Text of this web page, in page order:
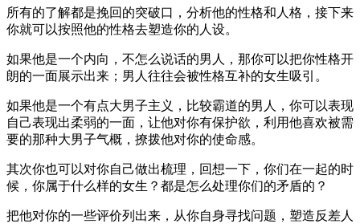
所有的了解都是挽回的突破口，分析他的性格和人格，接下来
你就可以按照他的性格去塑造你的人设。
如果他是一个内向，不怎么说话的男人，那你可以把你性格开
朗的一面展示出来；男人往往会被性格互补的女生吸引。
如果他是一个有点大男子主义，比较霸道的男人，你可以表现
自己表现出柔弱的一面，让他对你有保护欲，利用他喜欢被需
要的那种大男子气概，撩拨他对你的使命感。
其次你也可以对你自己做出梳理，回想一下，你们在一起的时
候，你属于什么样的女生？都是怎么处理你们的矛盾的？
把他对你的一些评价列出来，从你自身寻找问题，塑造反差人